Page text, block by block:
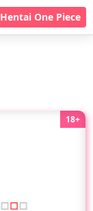
Hentai One Piece
18+